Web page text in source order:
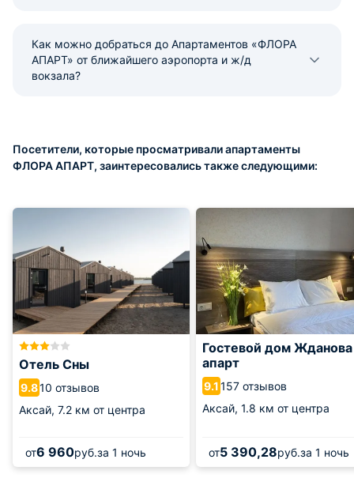
Как можно добраться до Апартаментов «ФЛОРА
АПАРТ» от ближайшего аэропорта и ж/д
вокзала?
Посетители, которые просматривали апартаменты
ФЛОРА АПАРТ, заинтересовались также следующими:
Отель Сны
9.810 отзывов
Аксай, 7.2 км от центра
от6 960руб.за 1 ночь
Гостевой дом Жданова
апарт
9.1157 отзывов
Аксай, 1.8 км от центра
от5 390,28руб.за 1 ночь